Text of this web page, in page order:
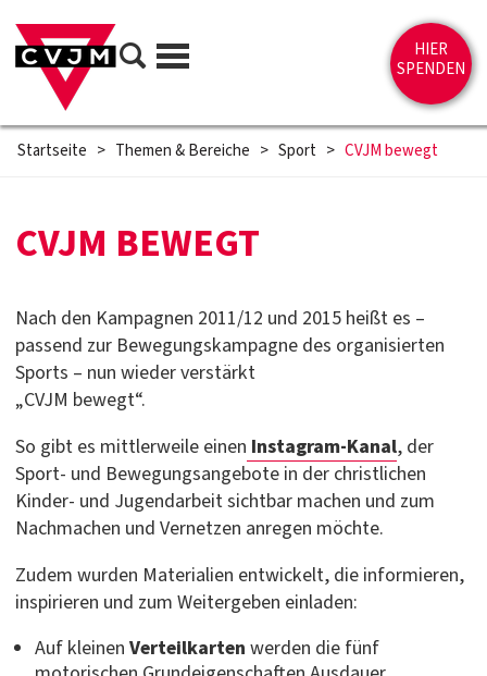
Direkt zum Inhalt springen
Suche
HIER
SPENDEN
Startseite > Themen & Bereiche > Sport > CVJM bewegt
CVJM BEWEGT
Nach den Kampagnen 2011/12 und 2015 heißt es –
passend zur Bewegungskampagne des organisierten
Sports – nun wieder verstärkt
„CVJM bewegt“.
So gibt es mittlerweile einen Instagram-Kanal, der
Sport- und Bewegungsangebote in der christlichen
Kinder- und Jugendarbeit sichtbar machen und zum
Nachmachen und Vernetzen anregen möchte.
Zudem wurden Materialien entwickelt, die informieren,
inspirieren und zum Weitergeben einladen:
Auf kleinen Verteilkarten werden die fünf